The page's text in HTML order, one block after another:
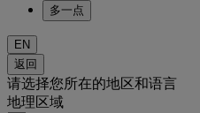
多一点
EN
返回
请选择您所在的地区和语言
地理区域